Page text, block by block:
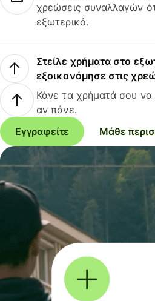
χρεώσεις συναλλαγών
εξωτερικό.
Στείλε χρήματα στο
εξοικονόμησε στις
Κάνε τα χρήματά σου να
αν πάνε.
Εγγραφείτε
Μάθε